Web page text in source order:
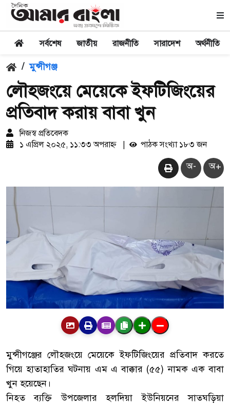
সর্বশেষ জাতীয় রাজনীতি সারাদেশ অর্থনীতি
/ মুন্সীগঞ্জ
লৌহজংয়ে মেয়েকে ইফটিজিংয়ের
প্রতিবাদ করায় বাবা খুন
নিজস্ব প্রতিবেদক
১ এপ্রিল ২০২৫, ১১:৩৩ অপরাহ্ন
পাঠক সংখ্যা ১৮৩ জন
অ- অ+
মুন্সীগঞ্জের লৌহজংয়ে মেয়েকে ইফটিজিংয়ের প্রতিবাদ করতে
গিয়ে হাতাহাতির ঘটনায় এম এ বাক্কার (৫৫) নামক এক বাবা
খুন হয়েছেন।
নিহত ব্যক্তি উপজেলার হলদিয়া ইউনিয়নের সাতঘড়িয়া